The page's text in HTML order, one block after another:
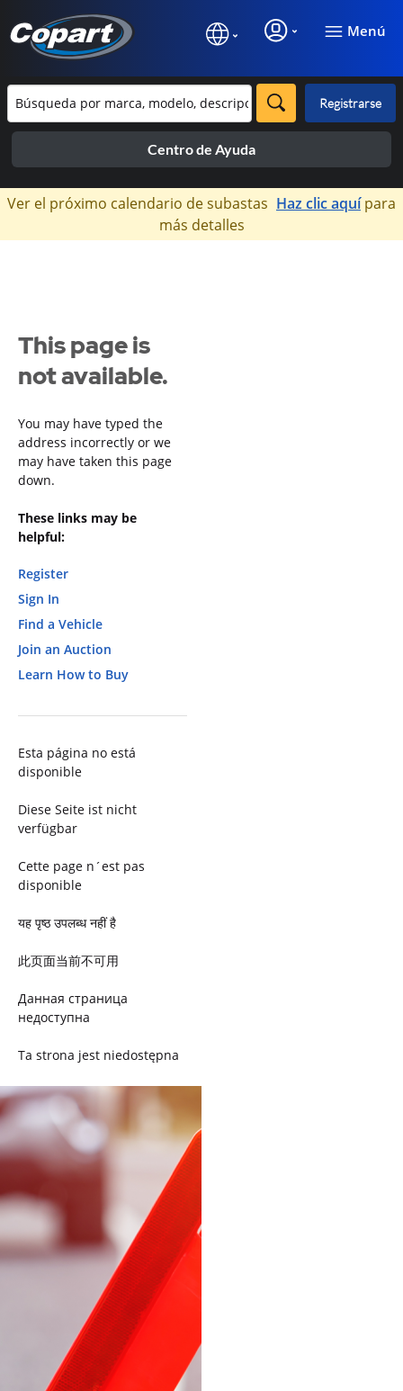
Menú
Registrarse
Centro de Ayuda
×
Ver el próximo calendario de subastas Haz clic aquípara
más detalles
This page is
not available.
You may have typed the
address incorrectly or we
may have taken this page
down.
These links may be
helpful:
Register
Sign In
Find a Vehicle
Join an Auction
Learn How to Buy
Esta página no está
disponible
Diese Seite ist nicht
verfügbar
Cette page n´est pas
disponible
यह पृष्ठ उपलब्ध नहीं है
此页面当前不可用
Данная страница
недоступна
Ta strona jest niedostępna
Trang này không có
Esta página não está
disponível
このページは現在利用できま
せん
Pagina non disponibile
هذه الصفحة غير متوفرة